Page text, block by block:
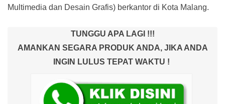
Multimedia dan Desain Grafis) berkantor di Kota Malang.
TUNGGU APA LAGI !!!
AMANKAN SEGARA PRODUK ANDA, JIKA ANDA
INGIN LULUS TEPAT WAKTU !